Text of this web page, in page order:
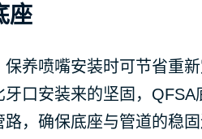
座
养喷嘴安装时可节省重
口安装来的坚固，QFSA
，确保底座与管道的稳固